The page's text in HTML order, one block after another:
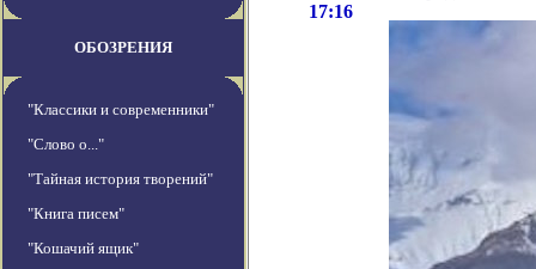
ОБОЗРЕНИЯ
"Классики и современники"
"Слово о..."
"Тайная история творений"
"Книга писем"
"Кошачий ящик"
17:16